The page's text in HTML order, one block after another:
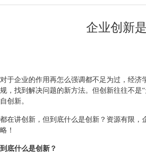
企业创新
于企业的作用再怎么强调都不足为过，经
，找到解决问题的新方法。但创新往往不是
创新。
在讲创新，但到底什么是创新？资源有限
！
底什么是创新？